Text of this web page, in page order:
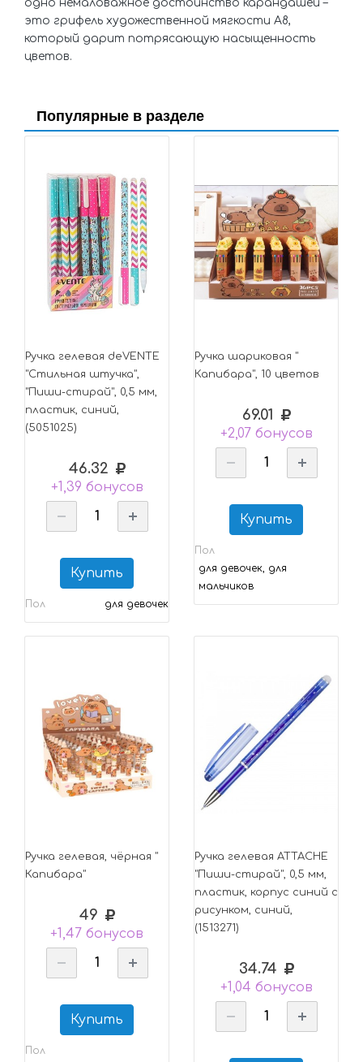
одно немаловажное достоинство карандашей –
это грифель художественной мягкости А8,
который дарит потрясающую насыщенность
цветов.
Популярные в разделе
Ручка гелевая deVENTE
"Стильная штучка",
"Пиши-стирай", 0,5 мм,
пластик, синий,
(5051025)
46.32
+1,39 бонусов
Купить
Пол для девочек
Ручка шариковая "
Капибара", 10 цветов
69.01
+2,07 бонусов
Купить
Пол
для девочек, для
мальчиков
Ручка гелевая, чёрная "
Капибара"
49
+1,47 бонусов
Купить
Пол
Ручка гелевая ATTACHE
"Пиши-стирай", 0,5 мм,
пластик, корпус синий с
рисунком, синий,
(1513271)
34.74
+1,04 бонусов